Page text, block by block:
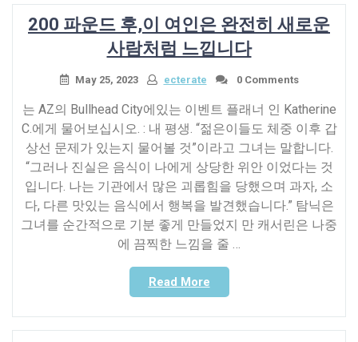
된
부
적
절
한”
동
에
서
더
많
것
을
얻
는
5
가
지
방
법”
200 파운드 후,이 여인은 완전히 새로운
사람처럼 느낍니다
May 25, 2023 ecterate 0 Comments
는 AZ의 Bullhead City에있는 이벤트 플래너 인 Katherine
C.에게 물어보십시오. : 내 평생. “젊은이들도 체중 이후 갑
상선 문제가 있는지 물어볼 것”이라고 그녀는 말합니다.
“그러나 진실은 음식이 나에게 상당한 위안 이었다는 것
입니다. 나는 기관에서 많은 괴롭힘을 당했으며 과자, 소
다, 다른 맛있는 음식에서 행복을 발견했습니다.” 탐닉은
그녀를 순간적으로 기분 좋게 만들었지 만 캐서린은 나중
에 끔찍한 느낌을 줄 …
Read More“200
파
운
드